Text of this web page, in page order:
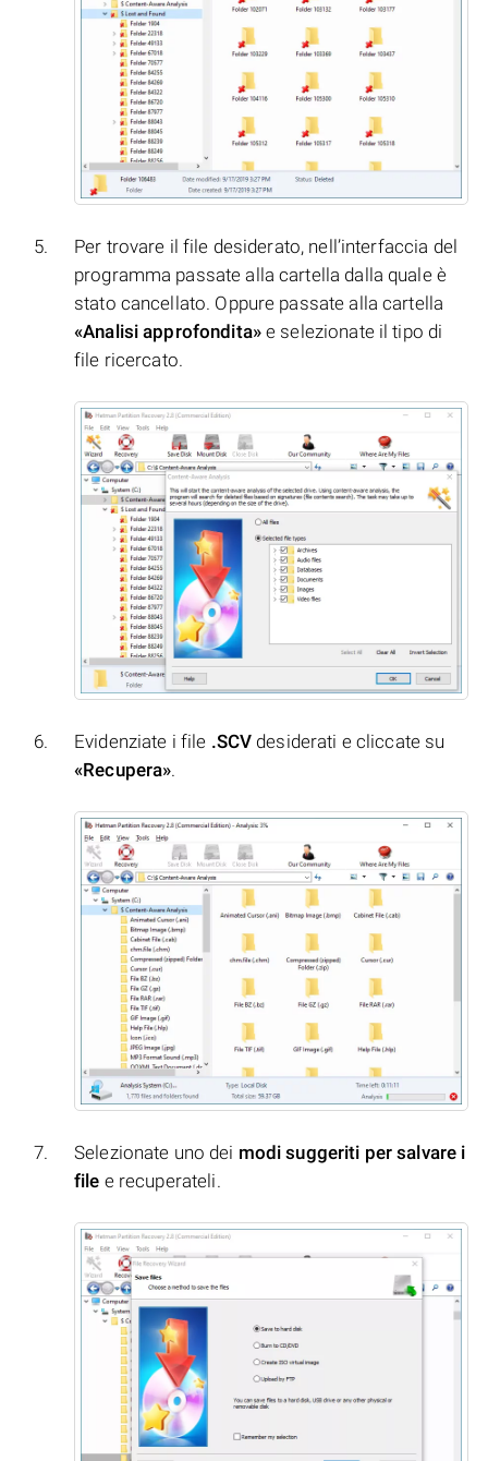
Per trovare il file desiderato, nell’interfaccia del
programma passate alla cartella dalla quale è
stato cancellato. Oppure passate alla cartella
«Analisi approfondita»e selezionate il tipo di
file ricercato.
Evidenziate i file .SCV desiderati e cliccate su
«Recupera».
Selezionate uno dei modi suggeriti per salvare i
file e recuperateli.